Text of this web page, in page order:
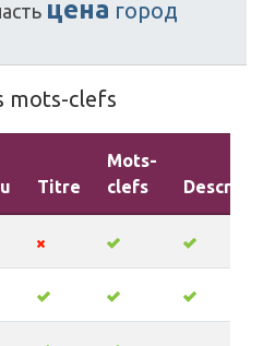
цена город
mots-clefs
Titre
Mots-
clefs